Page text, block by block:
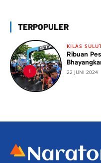
TERPOPULER
KILAS
Ribuan
22 JUNI 2024